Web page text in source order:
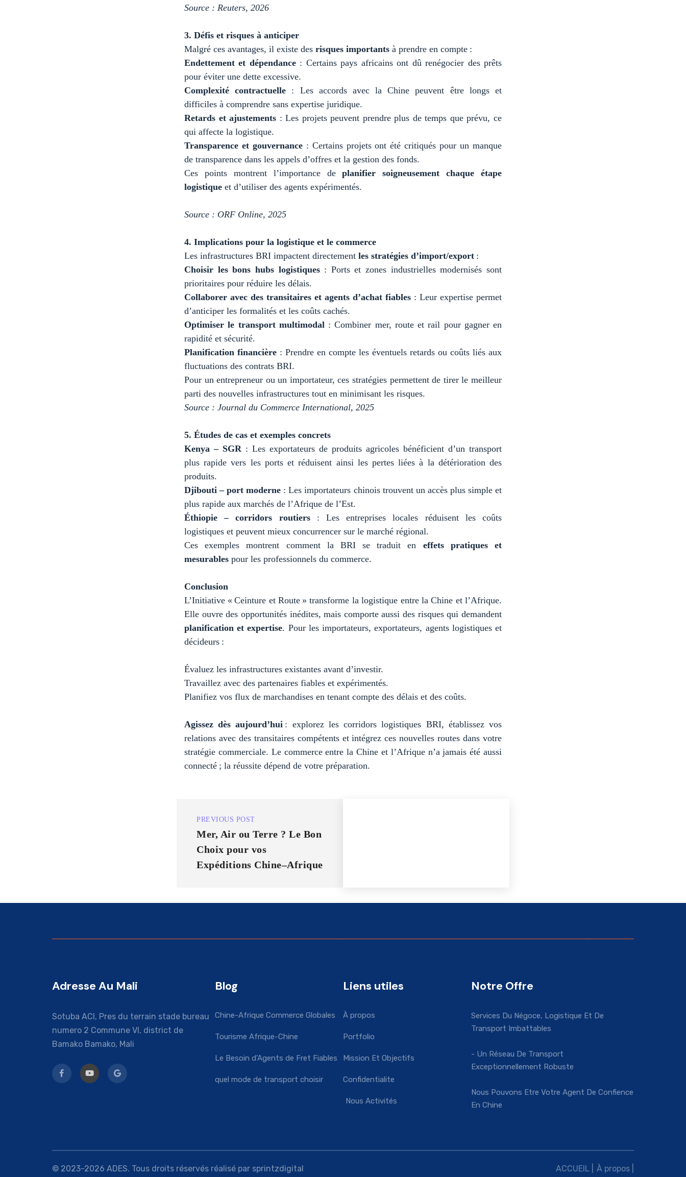
Source : Reuters, 2026
3. Défis et risques à anticiper
Malgré ces avantages, il existe des risques importants à prendre en compte :
Endettement et dépendance: Certains pays africains ont dû renégocier des prêts
pour éviter une dette excessive.
Complexité contractuelle : Les accords avec la Chine peuvent être longs et
difficiles à comprendre sans expertise juridique.
Retards et ajustements : Les projets peuvent prendre plus de temps que prévu, ce
qui affecte la logistique.
Transparence et gouvernance: Certains projets ont été critiqués pour un manque
de transparence dans les appels d’offres et la gestion des fonds.
Ces points montrent l’importance deplanifier soigneusement chaque étape
logistique et d’utiliser des agents expérimentés.
Source : ORF Online, 2025
4. Implications pour la logistique et le commerce
Les infrastructures BRI impactent directement les stratégies d’import/export :
Choisir les bons hubs logistiques: Ports et zones industrielles modernisés sont
prioritaires pour réduire les délais.
Collaborer avec des transitaires et agents d’achat fiables : Leur expertise permet
d’anticiper les formalités et les coûts cachés.
Optimiser le transport multimodal: Combiner mer, route et rail pour gagner en
rapidité et sécurité.
Planification financière : Prendre en compte les éventuels retards ou coûts liés aux
fluctuations des contrats BRI.
Pour un entrepreneur ou un importateur, ces stratégies permettent de tirer le meilleur
parti des nouvelles infrastructures tout en minimisant les risques.
Source : Journal du Commerce International, 2025
5. Études de cas et exemples concrets
Kenya – SGR: Les exportateurs de produits agricoles bénéficient d’un transport
plus rapide vers les ports et réduisent ainsi les pertes liées à la détérioration des
produits.
Djibouti – port moderne : Les importateurs chinois trouvent un accès plus simple et
plus rapide aux marchés de l’Afrique de l’Est.
Éthiopie – corridors routiers: Les entreprises locales réduisent les coûts
logistiques et peuvent mieux concurrencer sur le marché régional.
Ces exemples montrent comment la BRI se traduit en effets pratiques et
mesurables pour les professionnels du commerce.
Conclusion
L’Initiative « Ceinture et Route » transforme la logistique entre la Chine et l’Afrique.
Elle ouvre des opportunités inédites, mais comporte aussi des risques qui demandent
planification et expertise. Pour les importateurs, exportateurs, agents logistiques et
décideurs :
Évaluez les infrastructures existantes avant d’investir.
Travaillez avec des partenaires fiables et expérimentés.
Planifiez vos flux de marchandises en tenant compte des délais et des coûts.
Agissez dès aujourd’hui : explorez les corridors logistiques BRI, établissez vos
relations avec des transitaires compétents et intégrez ces nouvelles routes dans votre
stratégie commerciale. Le commerce entre la Chine et l’Afrique n’a jamais été aussi
connecté ; la réussite dépend de votre préparation.
PREVIOUS POST
Mer, Air ou Terre ? Le Bon
Choix pour vos
Expéditions Chine–Afrique
Adresse Au Mali
Sotuba ACI, Pres du terrain stade bureau
numero 2 Commune VI, district de
Bamako Bamako, Mali
Blog
Chine-Afrique Commerce Globales
Tourisme Afrique-Chine
Le Besoin d’Agents de Fret Fiables
quel mode de transport choisir
Liens utiles
À propos
Portfolio
Mission Et Objectifs
Confidentialite
Nous Activités
Notre Offre
Services Du Négoce, Logistique Et De
Transport Imbattables
- Un Réseau De Transport
Exceptionnellement Robuste
Nous Pouvons Etre Votre Agent De Confience
En Chine
© 2023-2026 ADES. Tous droits réservés réalisé par sprintzdigital ACCUEIL | À propos |